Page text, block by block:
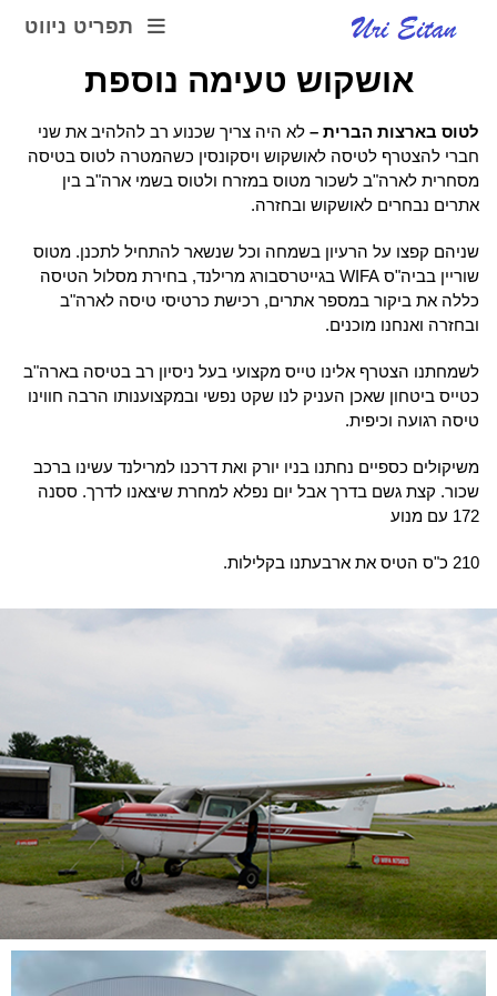
תפריט ניווט
אושקוש טעימה נוספת
לטוס בארצות הברית – לא היה צריך שכנוע רב להלהיב את שני
חברי להצטרף לטיסה לאושקוש ויסקונסין כשהמטרה לטוס בטיסה
מסחרית לארה"ב לשכור מטוס במזרח ולטוס בשמי ארה"ב בין
אתרים נבחרים לאושקוש ובחזרה.
שניהם קפצו על הרעיון בשמחה וכל שנשאר להתחיל לתכנן. מטוס
שוריין בביה"ס WIFA בגייטרסבורג מרילנד, בחירת מסלול הטיסה
כללה את ביקור במספר אתרים, רכישת כרטיסי טיסה לארה"ב
ובחזרה ואנחנו מוכנים.
לשמחתנו הצטרף אלינו טייס מקצועי בעל ניסיון רב בטיסה בארה"ב
כטייס ביטחון שאכן העניק לנו שקט נפשי ובמקצוענותו הרבה חווינו
טיסה רגועה וכיפית.
משיקולים כספיים נחתנו בניו יורק ואת דרכנו למרילנד עשינו ברכב
שכור. קצת גשם בדרך אבל יום נפלא למחרת שיצאנו לדרך. ססנה
172 עם מנוע
210 כ"ס הטיס את ארבעתנו בקלילות.